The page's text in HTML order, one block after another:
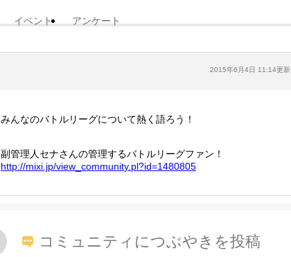
イベント アンケート
2015年6月4日 11:14更新
みんなのバトルリーグについて熱く語ろう！
副管理人セナさんの管理するバトルリーグファン！
http://mixi.jp/view_community.pl?id=1480805
コミュニティにつぶやきを投稿